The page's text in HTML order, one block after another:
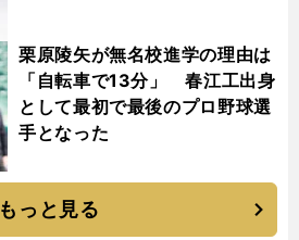
栗原陵矢が無名校進学の理由は
「自転車で13分」 春江工出身
として最初で最後のプロ野球選
手となった
もっと見る